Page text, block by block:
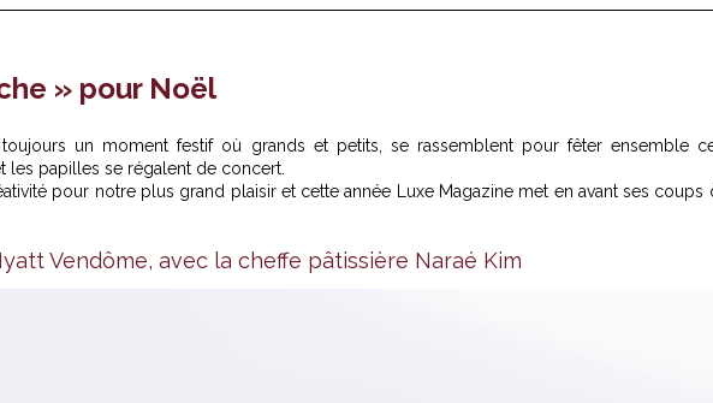
» pour Noël
un moment festif où grands et petits, se rassemblent pour fêter ensemble
les papilles se régalent de concert.
pour notre plus grand plaisir et cette année Luxe Magazine met en avant ses
Vendôme, avec la cheffe pâtissière Naraé Kim